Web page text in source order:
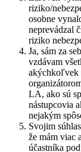
riziko/
osobne
neprevádzal
riziko
Ja, sám za
vzdávam
akýchkoľvek
LA, ako sú
nástupcovia
nejakým
Svojim
že mám viac
účastníka